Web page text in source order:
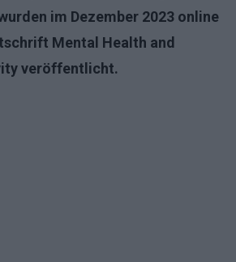
im Dezember 2023 online
Mental Health and
veröffentlicht.